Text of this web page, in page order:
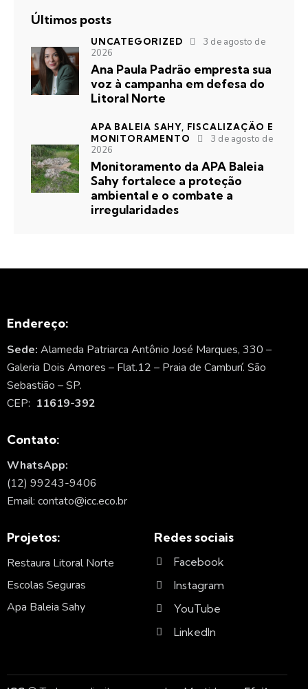
Últimos posts
UNCATEGORIZED
3 de agosto de
2026
Ana Paula Padrão empresta sua
voz à campanha em defesa do
Litoral Norte
APA BALEIA SAHY, FISCALIZAÇÃO E
MONITORAMENTO
3 de agosto de
2026
Monitoramento da APA Baleia
Sahy fortalece a proteção
ambiental e o combate a
irregularidades
Endereço:
Sede: Alameda Patriarca Antônio José Marques, 330 –
Galeria Dois Amores – Flat.12 – Praia de Camburí. São
Sebastião – SP.
CEP: 11619-392
Contato:
WhatsApp:
(12) 99243-9406
Email: contato@icc.eco.br
Projetos:
Restaura Litoral Norte
Escolas Seguras
Apa Baleia Sahy
Redes sociais
Facebook
Instagram
YouTube
LinkedIn